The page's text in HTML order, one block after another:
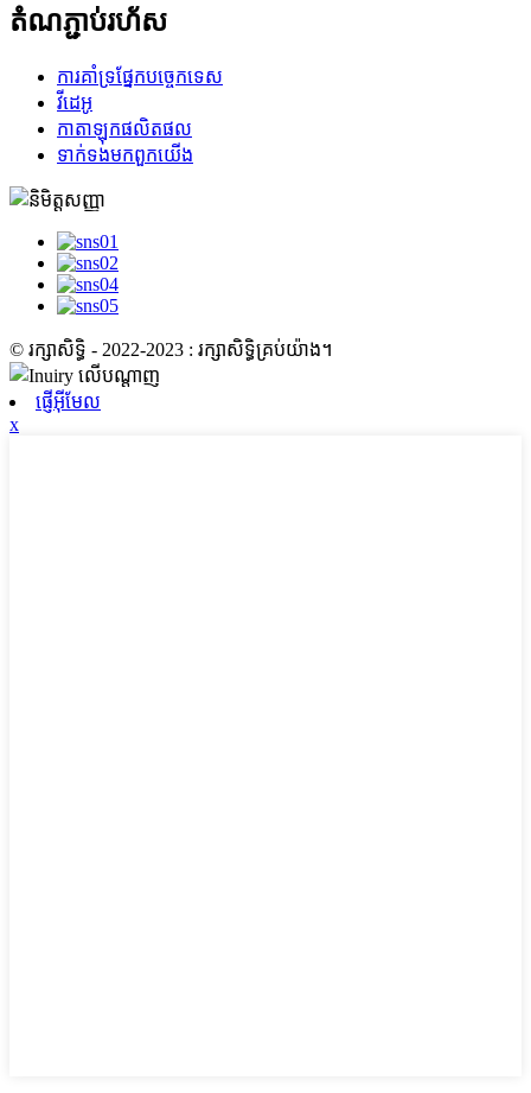
តំណ​ភ្ជាប់​រហ័ស
ការ​គាំទ្រ​ផ្នែក​បច្ចេកទេស
វីដេអូ
កាតាឡុកផលិតផល
ទាក់ទង​មក​ពួក​យើង
© រក្សាសិទ្ធិ - 2022-2023 : រក្សាសិទ្ធិគ្រប់យ៉ាង។
ផ្ញើអ៊ីមែល
x